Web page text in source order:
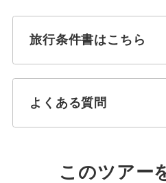
旅行条件書はこちら
よくある質問
このツアー